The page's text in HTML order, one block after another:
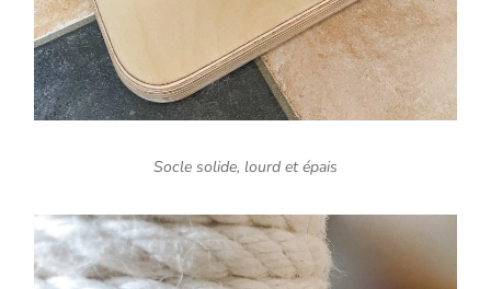
Socle solide, lourd et épais